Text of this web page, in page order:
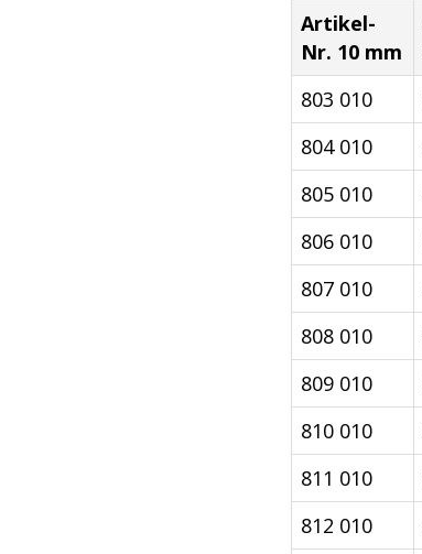
Artikel-
Nr. 10 mm
803 010
804 010
805 010
806 010
807 010
808 010
809 010
810 010
811 010
812 010